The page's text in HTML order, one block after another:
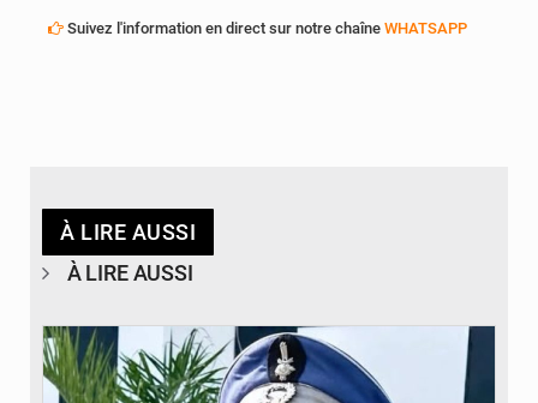
Suivez l'information en direct sur notre chaîne WHATSAPP
À LIRE AUSSI
À LIRE AUSSI